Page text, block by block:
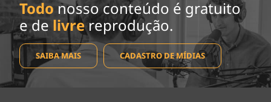
Todo nosso conteúdo é gratuito
e de livrereprodução.
SAIBA MAIS CADASTRO DE MÍDIAS